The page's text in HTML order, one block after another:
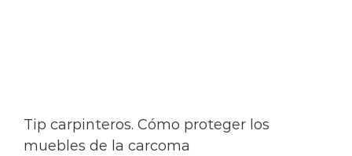
Tip carpinteros. Cómo proteger los
muebles de la carcoma